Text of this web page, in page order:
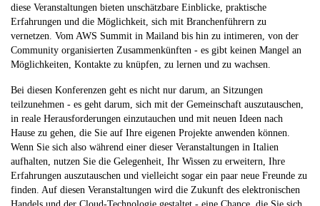
diese Veranstaltungen bieten unschätzbare Einblicke, praktische
Erfahrungen und die Möglichkeit, sich mit Branchenführern zu
vernetzen. Vom AWS Summit in Mailand bis hin zu intimeren, von der
Community organisierten Zusammenkünften - es gibt keinen Mangel an
Möglichkeiten, Kontakte zu knüpfen, zu lernen und zu wachsen.
Bei diesen Konferenzen geht es nicht nur darum, an Sitzungen
teilzunehmen - es geht darum, sich mit der Gemeinschaft auszutauschen,
in reale Herausforderungen einzutauchen und mit neuen Ideen nach
Hause zu gehen, die Sie auf Ihre eigenen Projekte anwenden können.
Wenn Sie sich also während einer dieser Veranstaltungen in Italien
aufhalten, nutzen Sie die Gelegenheit, Ihr Wissen zu erweitern, Ihre
Erfahrungen auszutauschen und vielleicht sogar ein paar neue Freunde zu
finden. Auf diesen Veranstaltungen wird die Zukunft des elektronischen